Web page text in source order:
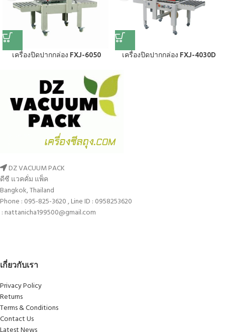
เครื่องปิดปากกล่อง FXJ-6050 เครื่องปิดปากกล่อง FXJ-4030D
DZ VACUUM PACK
ดีซี แวคคั่ม แพ็ค
Bangkok, Thailand
Phone : 095-825-3620 , Line ID : 0958253620
: nattanicha199500@gmail.com
เกี่ยวกับเรา
Privacy Policy
Returns
Terms & Conditions
Contact Us